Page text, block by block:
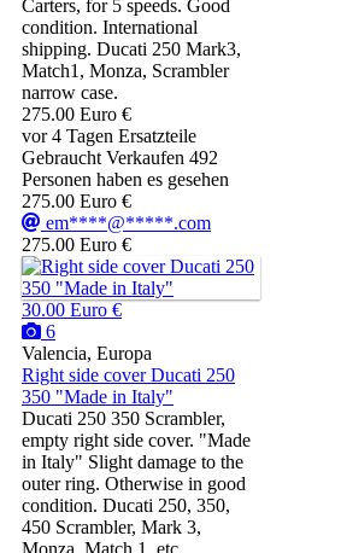
Carters, for 5 speeds. Good
condition. International
shipping. Ducati 250 Mark3,
Match1, Monza, Scrambler
narrow case.
275.00 Euro €
vor 4 Tagen Ersatzteile
Gebraucht Verkaufen 492
Personen haben es gesehen
275.00 Euro €
em****@*****.com
275.00 Euro €
30.00 Euro €
6
Valencia, Europa
Right side cover Ducati 250
350 "Made in Italy"
Ducati 250 350 Scrambler,
empty right side cover. "Made
in Italy" Slight damage to the
outer ring. Otherwise in good
condition. Ducati 250, 350,
450 Scrambler, Mark 3,
Monza, Match 1, etc.